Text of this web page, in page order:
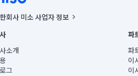
회사 미소 사업자 정보
자등록번호 : 291-87-00271 | 인허가번호 :
판매신고번호 : 2024-서울종로-1400(공정거래위
이사 : CHING VICTOR COLUMBIA RHEE
| 본사: 서울특별시 종로구 율곡로 6(중학동, 트윈
센터 : 서울특별시 종로구 수송동 율곡로 24, 7층
소개
그
파
파
이
이